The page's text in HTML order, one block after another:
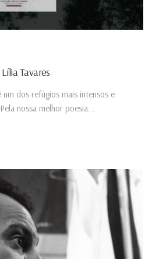
Tavares
dos refúgios mais intensos e
nossa melhor poesia...